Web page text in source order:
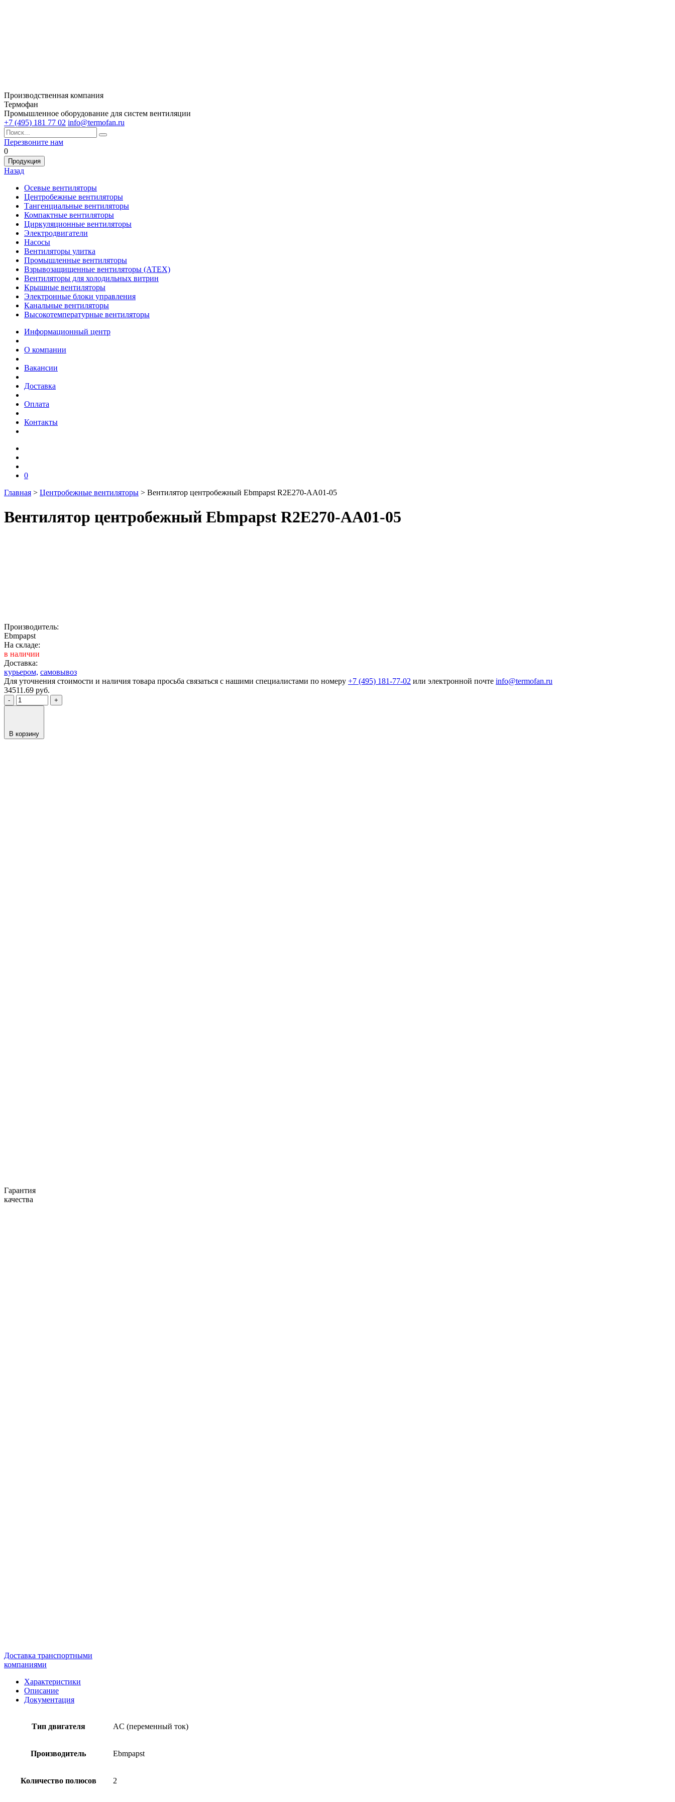
Производственная компания
Термофан
Промышленное оборудование для систем вентиляции
+7 (495) 181 77 02 info@termofan.ru
Перезвоните нам
0
Продукция
Назад
Осевые вентиляторы
Центробежные вентиляторы
Тангенциальные вентиляторы
Компактные вентиляторы
Циркуляционные вентиляторы
Электродвигатели
Насосы
Вентиляторы улитка
Промышленные вентиляторы
Взрывозащищенные вентиляторы (АТЕХ)
Вентиляторы для холодильных витрин
Крышные вентиляторы
Электронные блоки управления
Канальные вентиляторы
Высокотемпературные вентиляторы
Информационный центр
О компании
Вакансии
Доставка
Оплата
Контакты
0
Главная > Центробежные вентиляторы > Вентилятор центробежный Ebmpapst R2E270-AA01-05
Вентилятор центробежный Ebmpapst R2E270-AA01-05
Производитель:
Ebmpapst
На складе:
в наличии
Доставка:
курьером, самовывоз
Для уточнения стоимости и наличия товара просьба связаться с нашими специалистами по номеру +7 (495) 181-77-02 или электронной почте info@termofan.ru
34511.69 руб.
- +
В корзину
Гарантия
качества
Доставка транспортными
компаниями
Характеристики
Описание
Документация
Тип двигателя AC (переменный ток)
Производитель Ebmpapst
Количество полюсов 2